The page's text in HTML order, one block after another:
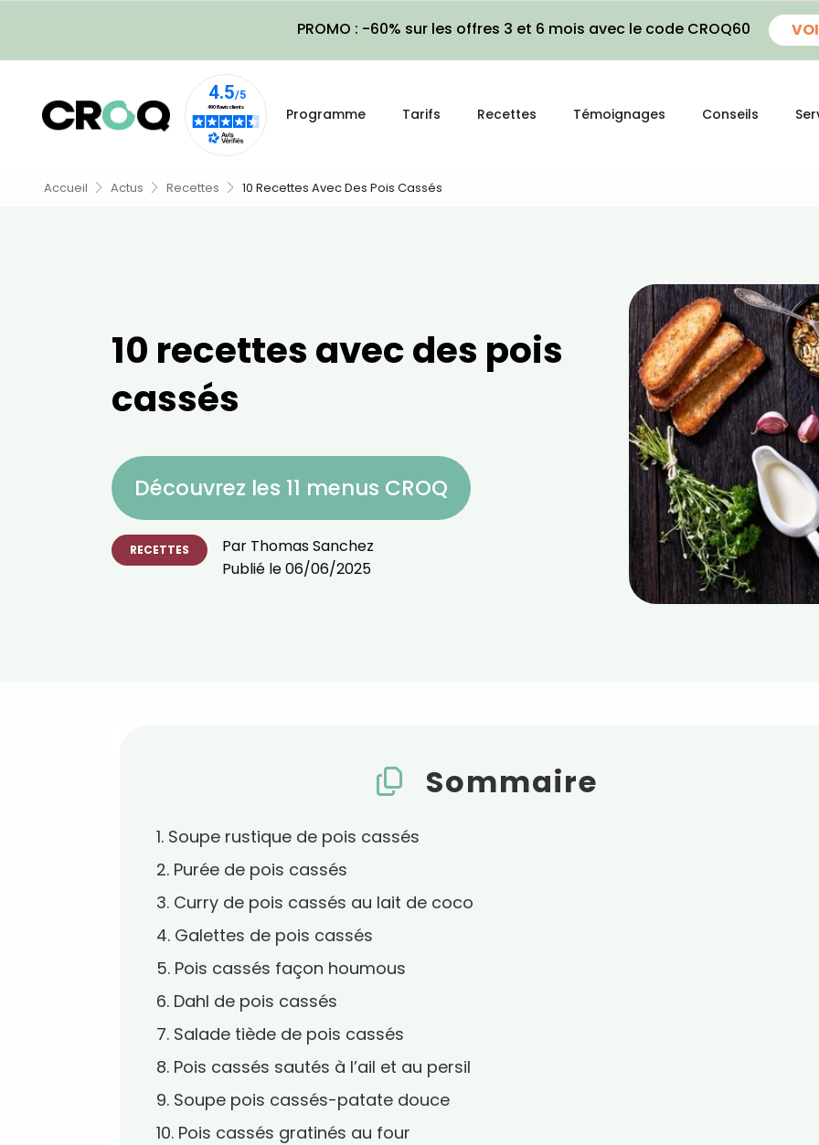
PROMO : -60% sur les offres 3 et 6 mois avec le code CROQ60
Programme Tarifs Recettes Témoignages Conseils
Accueil Actus Recettes 10 Recettes Avec Des Pois Cassés
10 recettes avec des pois
cassés
Découvrez les 11 menus CROQ
RECETTES Par Thomas Sanchez
Publié le06/06/2025
Sommaire
1. Soupe rustique de pois cassés
2. Purée de pois cassés
3. Curry de pois cassés au lait de coco
4. Galettes de pois cassés
5. Pois cassés façon houmous
6. Dahl de pois cassés
7. Salade tiède de pois cassés
8. Pois cassés sautés à l’ail et au persil
9. Soupe pois cassés-patate douce
10. Pois cassés gratinés au four